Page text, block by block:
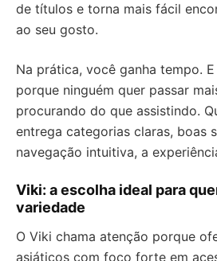
de títulos e torna mais fácil
ao seu gosto.
Na prática, você ganha tempo.
porque ninguém quer passar
procurando do que assistindo.
entrega categorias claras, boas
navegação intuitiva, a
Viki: a escolha ideal para
variedade
O Viki chama atenção porque
asiáticos com foco forte em